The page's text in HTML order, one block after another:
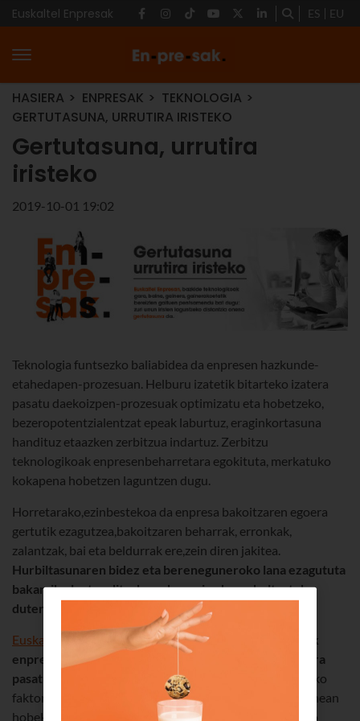
Euskaltel Enpresak ES EU
HASIERA ENPRESAK
TEKNOLOGIA
GERTUTASUNA, URRUTIRA IRISTEKO
Gertutasuna, urrutira
iristeko
2019-10-01 19:02
Teknologia funtsezko baliabidea da enpresen hazkunde-
etahedapen-prozesuan. Helburu izatetik bitarteko izatera
pasatu daekoizpen-prozesuak optimizatu eta hobetzeko,
bezeropotentzialentzat epeak laburtuz, eraginkortasuna
handituz etaazken zerbitzua indartuz. Zerbitzu
teknologikoak enpresenbeharretara egokituta, merkatuko
kokapena hobetzen laguntzen dugu.
Horretarako,ezinbestekoa da enpresa bakoitzaren egoera
gertutik ezagutzea,bakoitzaren beharrak, erronkak,
zalantzak, bai eta beldurrak ere,zein diren jakitea.
Hurbiltasunaren bidez eta bereneguneroko lana ezagututa
bakarrik plantea ditzakegu berenjarduera bultzatuko
duten irtenbideak eta zerbitzuak.
Euskaltelen,konektagarritasuneko hornitzaile izatetik
enpresen aholkulari eta teknologia-bideratzaile izatera
pasatu gara
.Izan ere, gaur egun, hurbiltasuna ezinbesteko
faktorea dalan-prozesu berriak, kostuen eraginkortasunean
hobekuntzalehiakorrak eta negozio-eredu bakoitzerako